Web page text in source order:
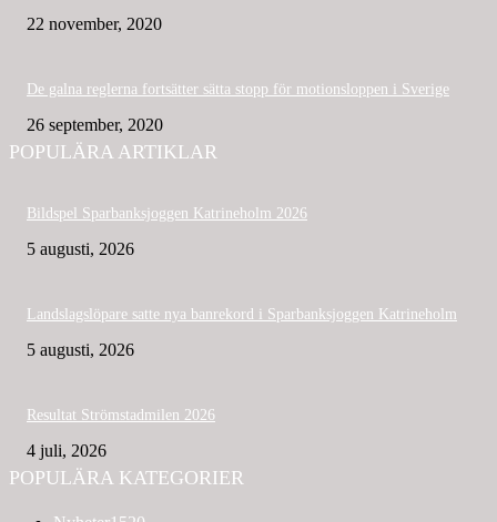
22 november, 2020
De galna reglerna fortsätter sätta stopp för motionsloppen i Sverige
26 september, 2020
POPULÄRA ARTIKLAR
Bildspel Sparbanksjoggen Katrineholm 2026
5 augusti, 2026
Landslagslöpare satte nya banrekord i Sparbanksjoggen Katrineholm
5 augusti, 2026
Resultat Strömstadmilen 2026
4 juli, 2026
POPULÄRA KATEGORIER